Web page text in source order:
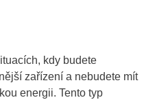
kdy budete
zařízení a nebudete mít
energii. Tento typ